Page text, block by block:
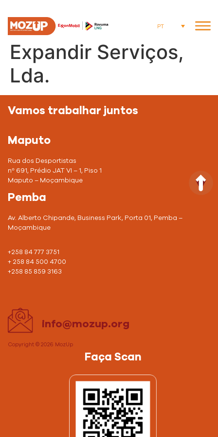
PT
Expandir Serviços,
Lda.
Vamos trabalhar juntos
Maputo
Rua dos Desportistas
nº 691, Prédio JAT VI – 1, Piso 1
Maputo – Moçambique
Pemba
Av. Alberto Chipande, Business Park, Porta 01, Pemba –
Moçambique
+258 84 777 3751
+ 258 84 500 4700
+258 85 859 3163
info@mozup.org
Copyright © 2026 MozUp
Faça Scan